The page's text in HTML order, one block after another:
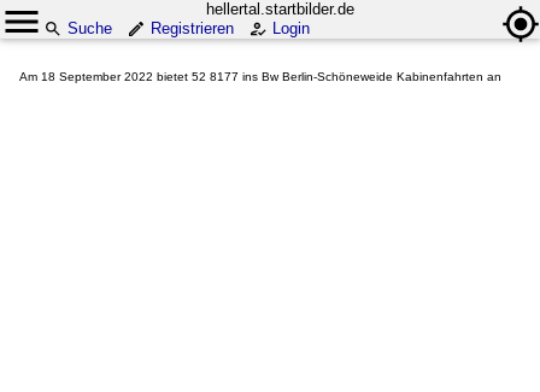
hellertal.startbilder.de
Suche
Registrieren Login
Am 18 September 2022 bietet 52 8177 ins Bw Berlin-Schöneweide Kabinenfahrten an